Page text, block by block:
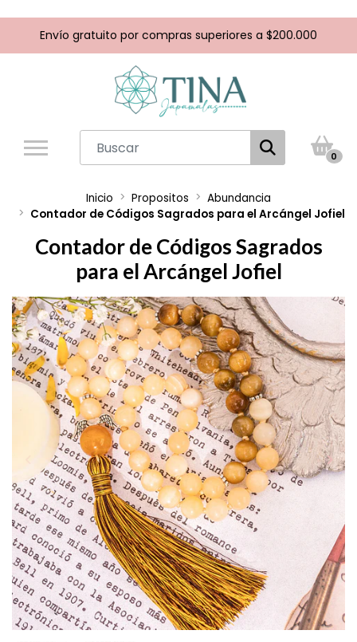
Envío gratuito por compras superiores a $200.000
0
Inicio Propositos
Abundancia
Contador de Códigos Sagrados para el Arcángel Jofiel
Contador de Códigos Sagrados
para el Arcángel Jofiel